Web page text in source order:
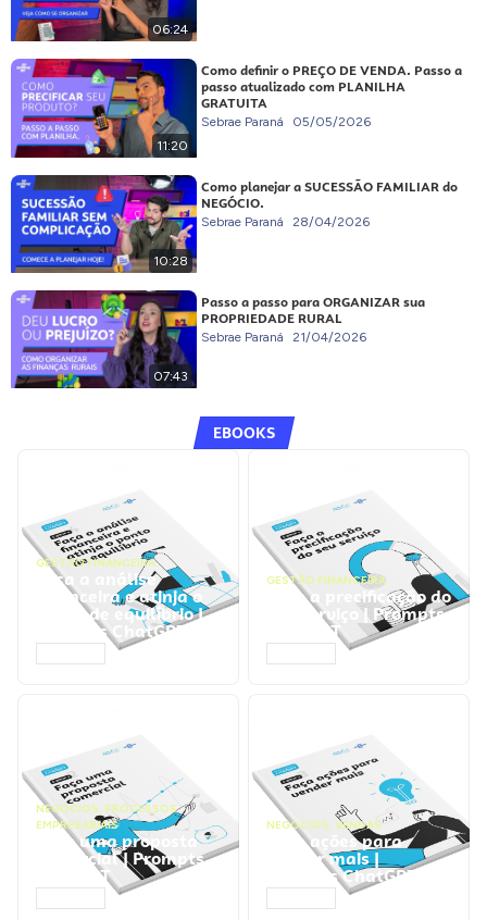
06:24
11:20
Como definir o PREÇO DE VENDA. Passo a
passo atualizado com PLANILHA
GRATUITA
Sebrae Paraná 05/05/2026
10:28
Como planejar a SUCESSÃO FAMILIAR do
NEGÓCIO.
Sebrae Paraná 28/04/2026
07:43
Passo a passo para ORGANIZAR sua
PROPRIEDADE RURAL
Sebrae Paraná 21/04/2026
EBOOKS
GESTÃO FINANCEIRA
Faça a análise
financeira e atinja o
ponto de equilíbrio |
Prompts ChatGPT
GESTÃO FINANCEIRA
Faça a precificação do
seu serviço | Prompts
ChatGPT
NEGÓCIOS, PROCESSOS
EMPRESARIAIS
Faça uma proposta
comercial | Prompts
ChatGPT
NEGÓCIOS, VENDAS
Faça ações para
vender mais |
Prompts ChatGPT